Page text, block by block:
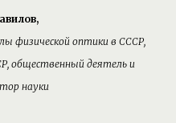
физической оптики в СССР,
общественный деятель и
науки